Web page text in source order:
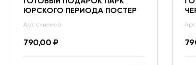
ЮРСКОГО ПЕРИОДА ПОСТЕР
Арт: синема6
790,00 ₽